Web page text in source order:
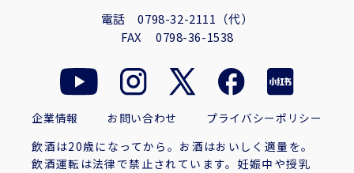
電話0798-32-2111（代）
FAX 0798-36-1538
飲酒は20歳になってから。お酒はおいしく適量を。
飲酒運転は法律で禁止されています。妊娠中や授乳
企業情報 お問い合わせ プライバシーポリシー